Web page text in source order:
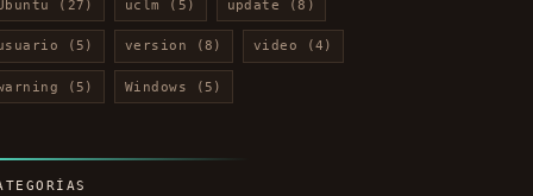
(27) uclm (5) update (8)
(5) version (8) video (4)
(5) Windows (5)